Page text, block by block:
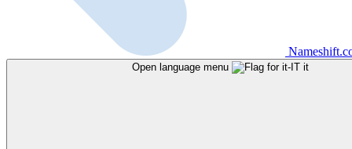
Open language menu it